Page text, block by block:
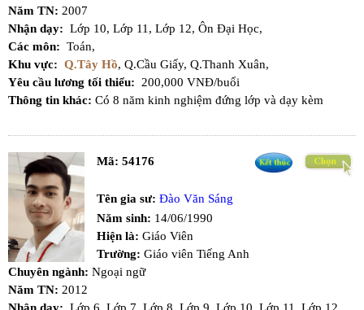
Năm TN: 2007
Nhận dạy: Lớp 10, Lớp 11, Lớp 12, Ôn Đại Học,
Các môn: Toán,
Khu vực: Q.Tây Hồ, Q.Cầu Giấy, Q.Thanh Xuân,
Yêu cầu lương tối thiểu:
200,000 VNĐ/buổi
Thông tin khác: Có 8 năm kinh nghiệm đứng lớp và dạy kèm
Mã: 54176
Tên gia sư: Đào Văn Sáng
Năm sinh: 14/06/1990
Hiện là: Giáo Viên
Trường: Giáo viên Tiếng Anh
Chuyên ngành: Ngoại ngữ
Năm TN: 2012